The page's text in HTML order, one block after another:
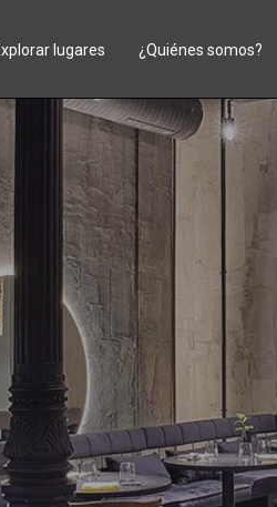
lugares ¿Quiénes somos?